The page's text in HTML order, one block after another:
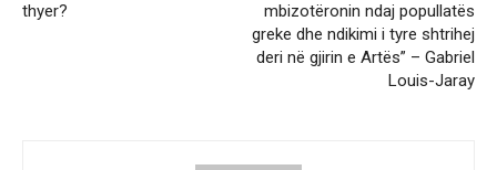
thyer?
mbizotëronin ndaj popullatës
greke dhe ndikimi i tyre shtrihej
deri në gjirin e Artës” – Gabriel
Louis-Jaray